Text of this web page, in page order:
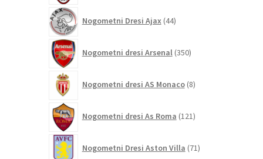
Nogometni Dresi Ajax 44izdelkov
Nogometni dresi Arsenal 350izdelkov
Nogometni dresi AS Monaco 8izdelkov
Nogometni dresi As Roma 121izdelkov
Nogometni Dresi Aston Villa 71izdelkov